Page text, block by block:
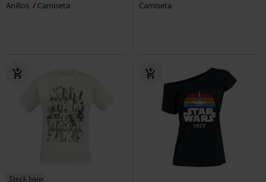
Anillos Camiseta Camiseta
Stock bajo